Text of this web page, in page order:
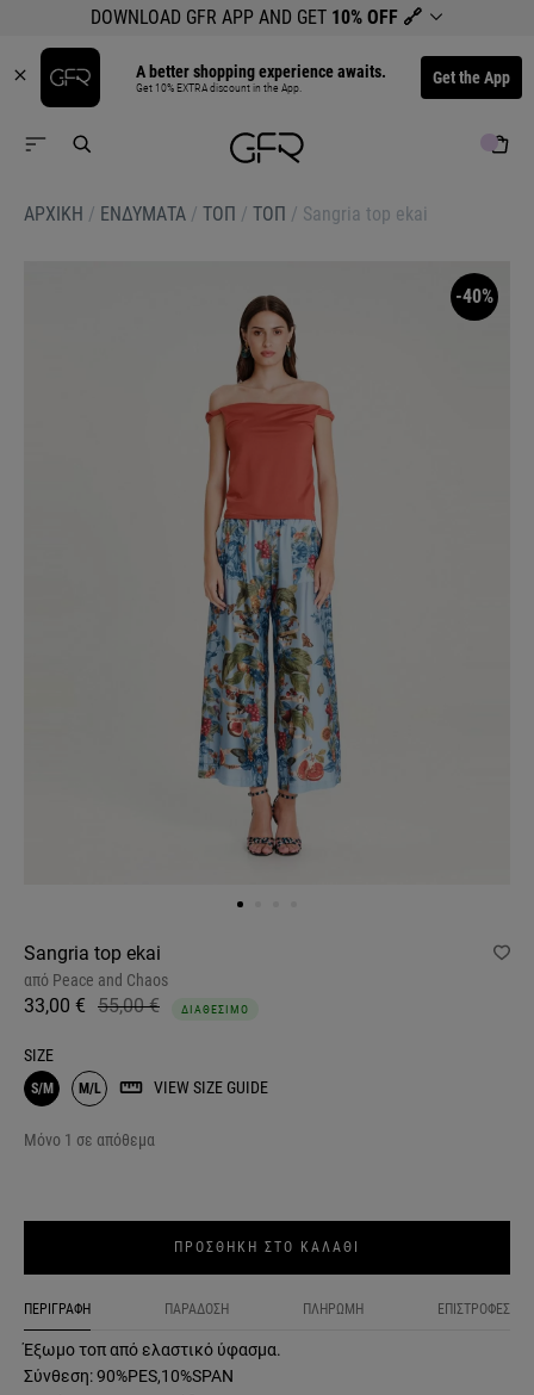
DOWNLOAD GFR APP AND GET 10% OFF 🔗
A better shopping experience awaits.
Get 10% EXTRA discount in the App. Get the App
ΑΡΧΙΚΉ / ΕΝΔΥΜΑΤΑ / ΤΟΠ / ΤΟΠ / Sangria top ekai
-40%
Sangria top ekai
από Peace and Chaos
33,00 € 55,00 € ΔΙΑΘΕΣΙΜΟ
SIZE
S/M M/L VIEW SIZE GUIDE
Μόνο 1 σε απόθεμα
ΠΡΟΣΘΗΚΗ ΣΤΟ ΚΑΛΑΘΙ
ΠΕΡΙΓΡΑΦΗ ΠΑΡΑΔΟΣΗ ΠΛΗΡΩΜΗ ΕΠΙΣΤΡΟΦΕΣ
Έξωμο τοπ από ελαστικό ύφασμα.
Σύνθεση: 90%PES,10%SPAN